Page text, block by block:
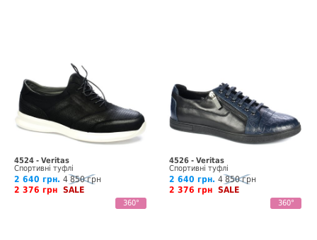
4524 - Veritas
Спортивні туфлі
2 640 грн. 4 850 грн
2 376 грн SALE
360°
4526 - Veritas
Спортивні туфлі
2 640 грн. 4 850 грн
2 376 грн SALE
360°